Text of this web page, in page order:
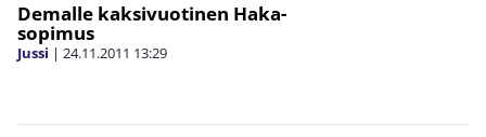
Demalle kaksivuotinen Haka-
sopimus
Jussi | 24.11.2011 13:29